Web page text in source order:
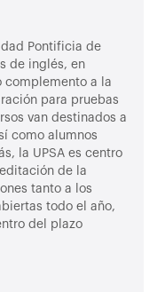
Pontificia de
de inglés, en
complemento a la
para pruebas
van destinados a
como alumnos
la UPSA es centro
de la
tanto a los
todo el año,
del plazo